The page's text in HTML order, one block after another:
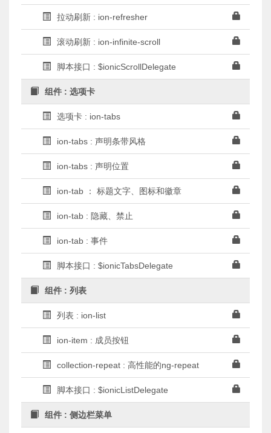
拉动刷新 : ion-refresher
滚动刷新 : ion-infinite-scroll
脚本接口 : $ionicScrollDelegate
组件 : 选项卡
选项卡 : ion-tabs
ion-tabs : 声明条带风格
ion-tabs : 声明位置
ion-tab ： 标题文字、图标和徽章
ion-tab : 隐藏、禁止
ion-tab : 事件
脚本接口 : $ionicTabsDelegate
组件 : 列表
列表 : ion-list
ion-item : 成员按钮
collection-repeat : 高性能的ng-repeat
脚本接口 : $ionicListDelegate
组件 : 侧边栏菜单